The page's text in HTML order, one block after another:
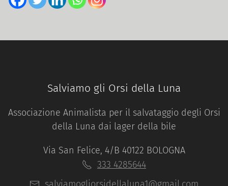
Salviamo gli Orsi della Luna
Associazione Animalista per il salvataggio degli Orsi
della Luna dai lager della bile
Via San Felice, 4/B 40122 BOLOGNA
333 4285644